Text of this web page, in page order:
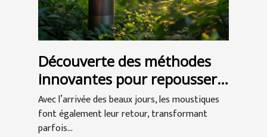
Découverte des méthodes
innovantes pour repousser
les moustiques
Avec l’arrivée des beaux jours, les moustiques
font également leur retour, transformant
parfois...